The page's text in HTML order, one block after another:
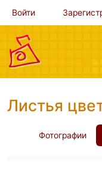
Войти
Листья
Фотографии